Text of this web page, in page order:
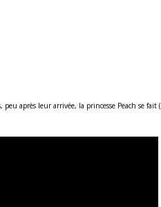
après leur arrivée, la princesse Peach se fait (